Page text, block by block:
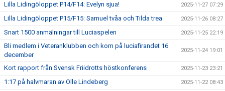
Lilla Lidingöloppet P14/F14: Evelyn sjua! 2025-11-27 07:29
Lilla Lidingöloppet P15/F15: Samuel tvåa och Tilda trea 2025-11-26 08:27
Snart 1500 anmälningar till Luciaspelen 2025-11-25 22:19
Bli medlem i Veteranklubben och kom på luciafirandet 16
december
2025-11-24 19:01
Kort rapport från Svensk Friidrotts höstkonferens 2025-11-23 23:21
1:17 på halvmaran av Olle Lindeberg 2025-11-22 08:43